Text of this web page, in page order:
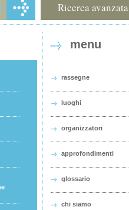
Ricerca avanzata
menu
rassegne
luoghi
organizzatori
approfondimenti
glossario
chi siamo